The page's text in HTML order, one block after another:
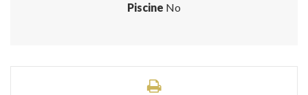
Piscine No